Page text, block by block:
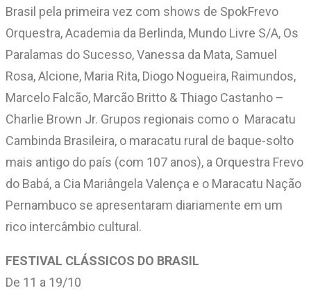
Brasil pela primeira vez com shows de SpokFrevo
Orquestra, Academia da Berlinda, Mundo Livre S/A, Os
Paralamas do Sucesso, Vanessa da Mata, Samuel
Rosa, Alcione, Maria Rita, Diogo Nogueira, Raimundos,
Marcelo Falcão, Marcão Britto & Thiago Castanho –
Charlie Brown Jr. Grupos regionais como o Maracatu
Cambinda Brasileira, o maracatu rural de baque-solto
mais antigo do país (com 107 anos), a Orquestra Frevo
do Babá, a Cia Mariângela Valença e o Maracatu Nação
Pernambuco se apresentaram diariamente em um
rico intercâmbio cultural.
FESTIVAL CLÁSSICOS DO BRASIL
De 11 a 19/10